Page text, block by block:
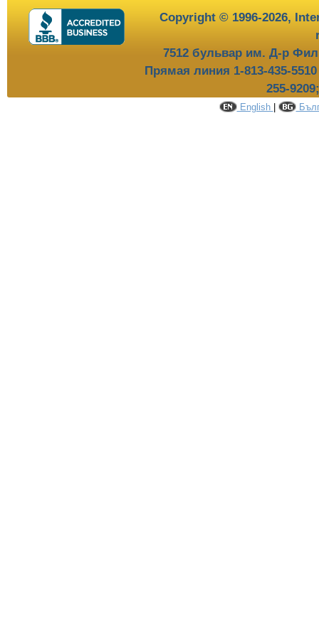
Copyright © 1996-2026,
7512 бульвар им. Д-р
Прямая линия 1-813-435-
255-9209
English